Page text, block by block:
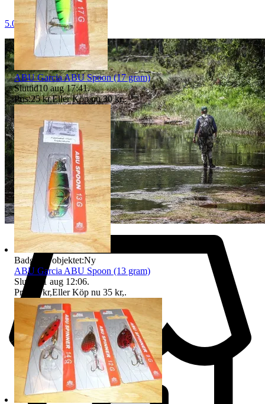
5.0
ABU Garcia ABU Spoon (17 gram)
Sluttid10 aug 17:41.
Pris:25 kr,Eller Köp nu 30 kr,.
Badge på objektet:Ny
ABU Garcia ABU Spoon (13 gram)
Sluttid
11 aug 12:06.
Pris:
25 kr,Eller Köp nu 35 kr,.